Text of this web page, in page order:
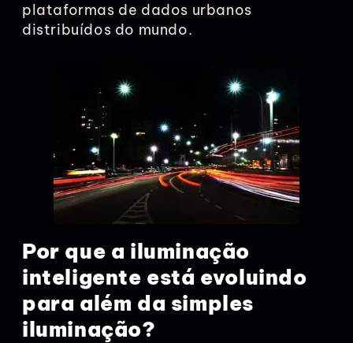
plataformas de dados urbanos
distribuídos do mundo.
Por que a iluminação
inteligente está evoluindo
para além da simples
iluminação?